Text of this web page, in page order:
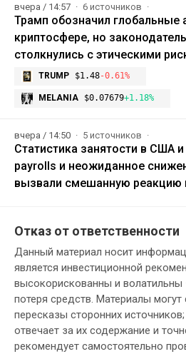
вчера / 14:57 6 источников
Трамп обозначил
криптосфере, но
столкнулись с этическими
TRUMP $1.48-0.61%
MELANIA $0.07679+1.18%
вчера / 14:50 5 источников
Статистика занятости в США
payrolls и неожиданное
вызвали смешанную реакцию
Отказ от ответственности
Данный материал носит
является инвестиционной
высокорискованны и
потеря средств. Материалы
пересказы сторонних
отвечает за их содержание и
рекомендует самостоятельно